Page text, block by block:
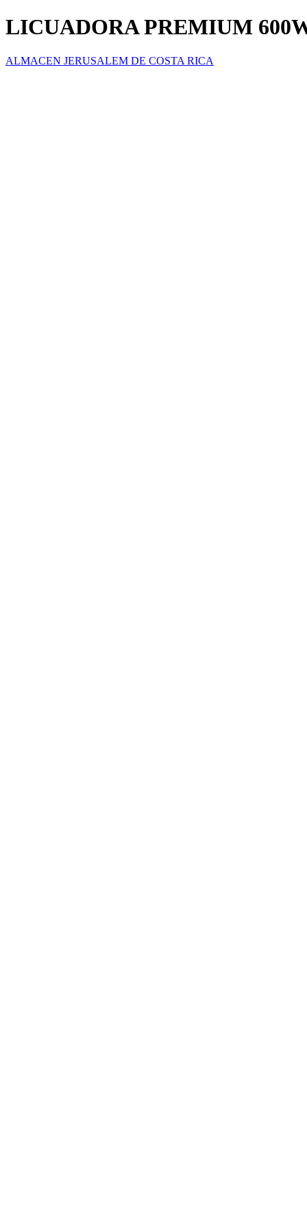
LICUADORA PREMIUM
ALMACEN JERUSALEM DE COSTA RICA